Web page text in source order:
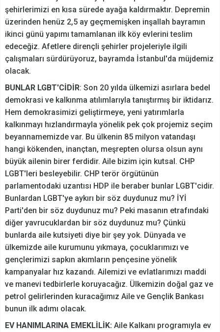
şehirlerimizi en kısa sürede ayağa kaldırmaktır. Depremin
üzerinden henüz 2,5 ay geçmemişken inşallah bayramın
ikinci günü yapımı tamamlanan ilk köy evlerini teslim
edeceğiz. Afetlere dirençli şehirler projeleriyle ilgili
çalışmaları sürdürüyoruz, bayramda İstanbul'da müjdemiz
olacak.
BUNLAR LGBT'CİDİR: Son 20 yılda ülkemizi asırlara bedel
demokrasi ve kalkınma atılımlarıyla tanıştırmış bir iktidarız.
Hem demokrasimizi geliştirmeye, yeni yatırımlarla
kalkınmayı hızlandırmayla yönelik pek çok projemiz seçim
beyannamemizde var. Bu ülkenin 85 milyon vatandaşı
hangi kökenden, inançtan, meşrepten olursa olsun aynı
büyük ailenin birer ferdidir. Aile bizim için kutsal. CHP
LGBT'leri besleyebilir. CHP terör örgütünün
parlamentodaki uzantısı HDP ile beraber bunlar LGBT'cidir.
Bunlardan LGBT'ye aykırı bir söz duydunuz mu? İYİ
Parti'den bir söz duydunuz mu? Peki masanın etrafındaki
diğer yavrucuklardan bir söz duydunuz mu? Çünkü
bunlarda aile kutsiyeti diye bir şey yok. Dünyada ve
ülkemizde aile kurumunu yıkmaya, çocuklarımızı ve
gençlerimizi sapkın akımların pençesine yönelik
kampanyalar hız kazandı. Ailemizi ve evlatlarımızı maddi
ve manevi tedbirlerle koruyacağız. Ülkemizin doğal gaz ve
petrol gelirlerinden kuracağımız Aile ve Gençlik Bankası
bunun ilk adımı olacak.
EV HANIMLARINA EMEKLİLİK: Aile Kalkanı programıyla ev